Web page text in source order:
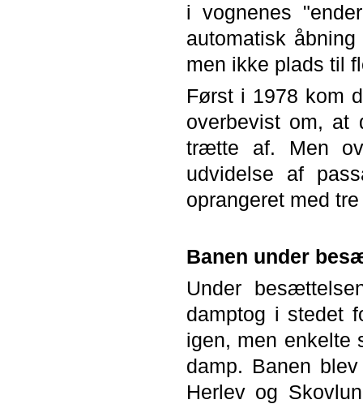
i vognenes
automatisk
men ikke plads til
Først i 1978 kom
overbevist om, at
trætte af. Men
udvidelse af
oprangeret med
Banen under
Under
damptog i stedet
igen, men enkelte
damp. Banen
Herlev og